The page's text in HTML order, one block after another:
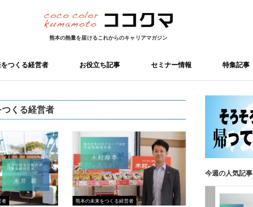
熊本の熱量を届けるこれからのキャリアマガジン
つくる経営者 お役立ち記事 セミナー情報 特集記事
くる経営者
者 熊本の未来をつくる経営者
今週の人気記事